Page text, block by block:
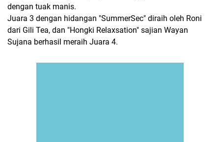
dengan tuak manis.
Juara 3 dengan hidangan "SummerSec" diraih oleh Roni
dari Gili Tea, dan "Hongki Relaxsation" sajian Wayan
Sujana berhasil meraih Juara 4.